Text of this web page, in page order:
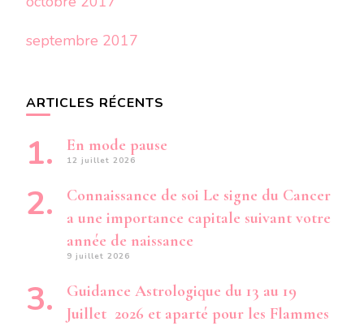
septembre 2017
ARTICLES RÉCENTS
En mode pause
12 juillet 2026
Connaissance de soi Le signe du Cancer
a une importance capitale suivant votre
année de naissance
9 juillet 2026
Guidance Astrologique du 13 au 19
Juillet 2026 et aparté pour les Flammes